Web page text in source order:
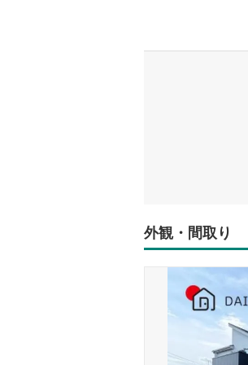
外観・間取り